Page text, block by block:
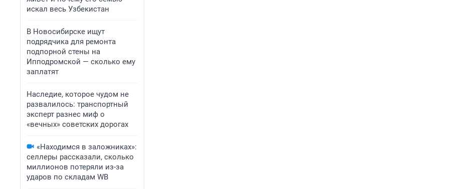
искал весь Узбекистан
В Новосибирске ищут
подрядчика для ремонта
подпорной стены на
Ипподромской — сколько ему
заплатят
Наследие, которое чудом не
развалилось: транспортный
эксперт разнес миф о
«вечных» советских дорогах
«Находимся в заложниках»:
селлеры рассказали, сколько
миллионов потеряли из-за
ударов по складам WB